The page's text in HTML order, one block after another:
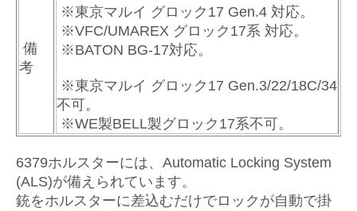
備
考
※東京マルイ グロック17 Gen.4 対応。
※VFC/UMAREX グロック17系 対応。
※BATON BG-17対応。
※東京マルイ グロック17 Gen.3/22/18C/34
不可。
※WE製BELL製グロック17系不可。
6379ホルスターには、Automatic Locking System
(ALS)が備えられています。
銃をホルスターに差込むだけでロックが自動で掛